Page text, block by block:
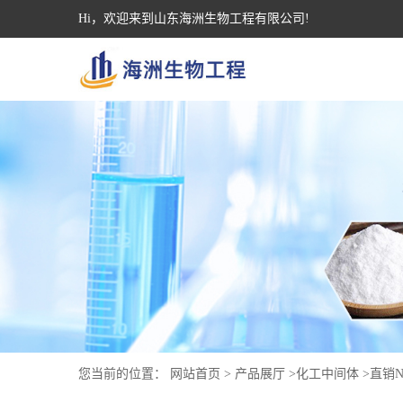
Hi，欢迎来到山东海洲生物工程有限公司!
您当前的位置： 网站首页 > 产品展厅 >化工中间体 > 直销